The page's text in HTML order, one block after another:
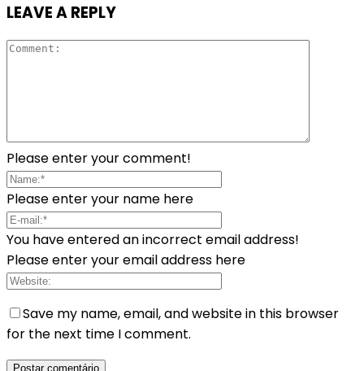
LEAVE A REPLY
Please enter your comment!
Please enter your name here
You have entered an incorrect email address!
Please enter your email address here
Save my name, email, and website in this browser
for the next time I comment.